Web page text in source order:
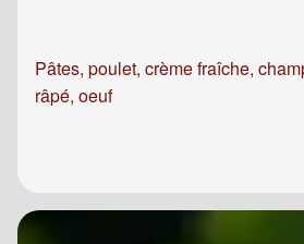
Pâtes, poulet, crème fraîche,
râpé, oeuf